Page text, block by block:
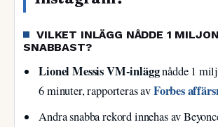
VILKET INLÄGG NÅDDE 1
SNABBAST?
Lionel Messis VM-inläggnådde 1
6 minuter, rapporteras avForbes
Andra snabba rekord innehas av